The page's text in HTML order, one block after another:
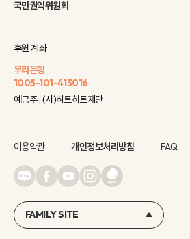
국민권익위원회
후원 계좌
우리은행
1005-101-413016
예금주 : (사)하트하트재단
이용약관 개인정보처리방침 FAQ
FAMILY SITE